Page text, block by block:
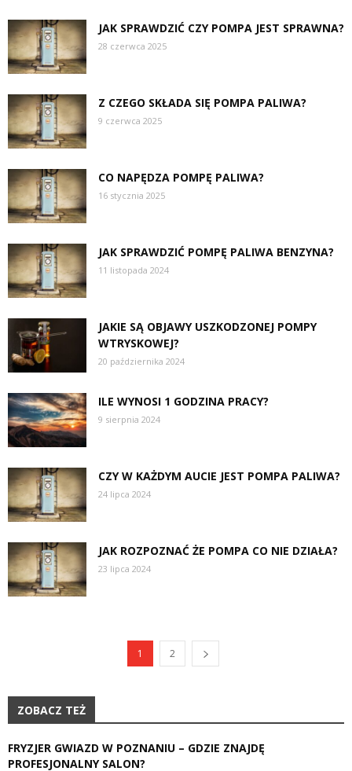
JAK SPRAWDZIĆ CZY POMPA JEST SPRAWNA?
28 czerwca 2025
Z CZEGO SKŁADA SIĘ POMPA PALIWA?
9 czerwca 2025
CO NAPĘDZA POMPĘ PALIWA?
16 stycznia 2025
JAK SPRAWDZIĆ POMPĘ PALIWA BENZYNA?
11 listopada 2024
JAKIE SĄ OBJAWY USZKODZONEJ POMPY
WTRYSKOWEJ?
20 października 2024
ILE WYNOSI 1 GODZINA PRACY?
9 sierpnia 2024
CZY W KAŻDYM AUCIE JEST POMPA PALIWA?
24 lipca 2024
JAK ROZPOZNAĆ ŻE POMPA CO NIE DZIAŁA?
23 lipca 2024
1 2
ZOBACZ TEŻ
FRYZJER GWIAZD W POZNANIU – GDZIE ZNAJDĘ
PROFESJONALNY SALON?